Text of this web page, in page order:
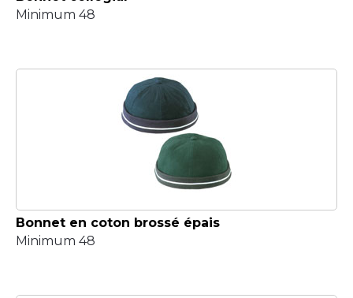
Minimum 48
Bonnet en coton brossé épais
Minimum 48